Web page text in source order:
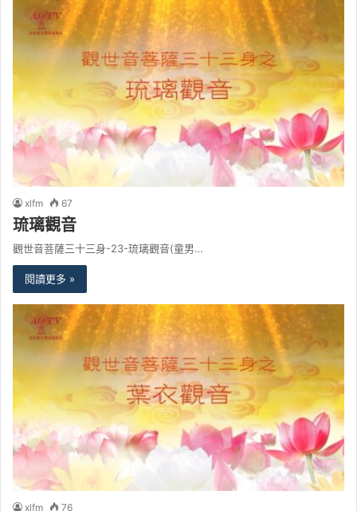
xlfm 67
琉璃觀音
觀世音菩薩三十三身-23-琉璃觀音(童男…
閱讀更多 »
xlfm 76